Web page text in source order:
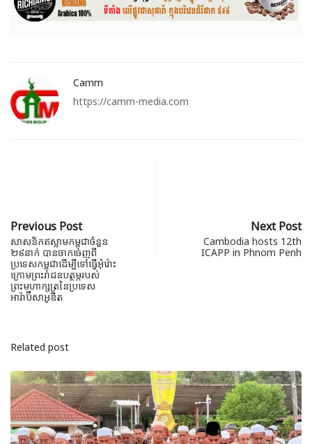
Camm
https://camm-media.com
Previous Post
សាសនិកឥស្លាមកម្ពុជាចំនួន
២៩នាក់ បានចាកចេញពី
ប្រទេសកម្ពុជាដើម្បីទៅធ្វើអុំរ៉ោះ
ក្រោមព្រះរាជឧបត្ថម្ភរបស់
ព្រះមហាក្សត្រនៃប្រទេស
អារ៉ាប៊ីសាអូឌីត
Next Post
Cambodia hosts 12th
ICAPP in Phnom Penh
Related post